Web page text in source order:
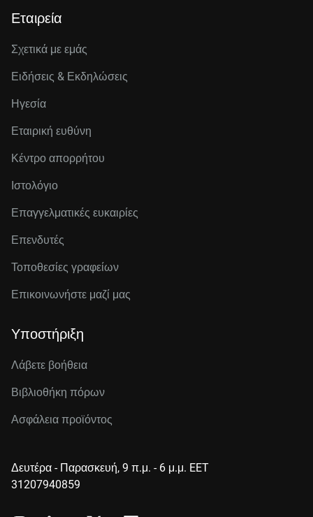
Εταιρεία
Σχετικά με εμάς
Ειδήσεις & Εκδηλώσεις
Ηγεσία
Εταιρική ευθύνη
Κέντρο απορρήτου
Ιστολόγιο
Επαγγελματικές ευκαιρίες
Επενδυτές
Τοποθεσίες γραφείων
Επικοινωνήστε μαζί μας
Υποστήριξη
Λάβετε βοήθεια
Βιβλιοθήκη πόρων
Ασφάλεια προϊόντος
Δευτέρα - Παρασκευή, 9 π.μ. - 6 μ.μ. EET
31207940859